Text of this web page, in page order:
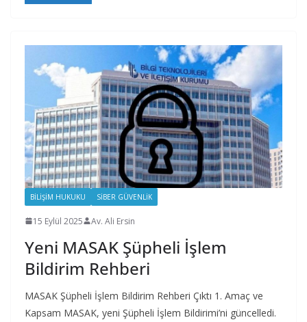
BILIŞIM HUKUKU SIBER GÜVENLIK
15 Eylül 2025 Av. Ali Ersin
Yeni MASAK Şüpheli İşlem
Bildirim Rehberi
MASAK Şüpheli İşlem Bildirim Rehberi Çıktı 1. Amaç ve
Kapsam MASAK, yeni Şüpheli İşlem Bildirimi’ni güncelledi.